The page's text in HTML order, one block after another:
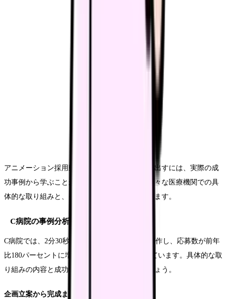
アニメーション採用動画の効果を最大限に引き出すには、実際の成
功事例から学ぶことが重要です。ここでは、様々な医療機関での具
体的な取り組みと、その成果についてご紹介します。
C病院の事例分析
C病院では、2分30秒のアニメーション動画を制作し、応募数が前年
比180パーセントに増加するという成果を上げています。具体的な取
り組みの内容と成功要因を詳しく見ていきましょう。
企画立案から完成までのプロセス